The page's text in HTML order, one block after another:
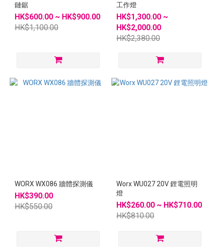
鏈鋸
HK$600.00 ~ HK$900.00
HK$1,100.00
工作燈
HK$1,300.00 ~
HK$2,000.00
HK$2,380.00
WORX WX086 牆體探測儀
HK$390.00
HK$550.00
Worx WU027 20V 鋰電照明
燈
HK$260.00 ~ HK$710.00
HK$810.00